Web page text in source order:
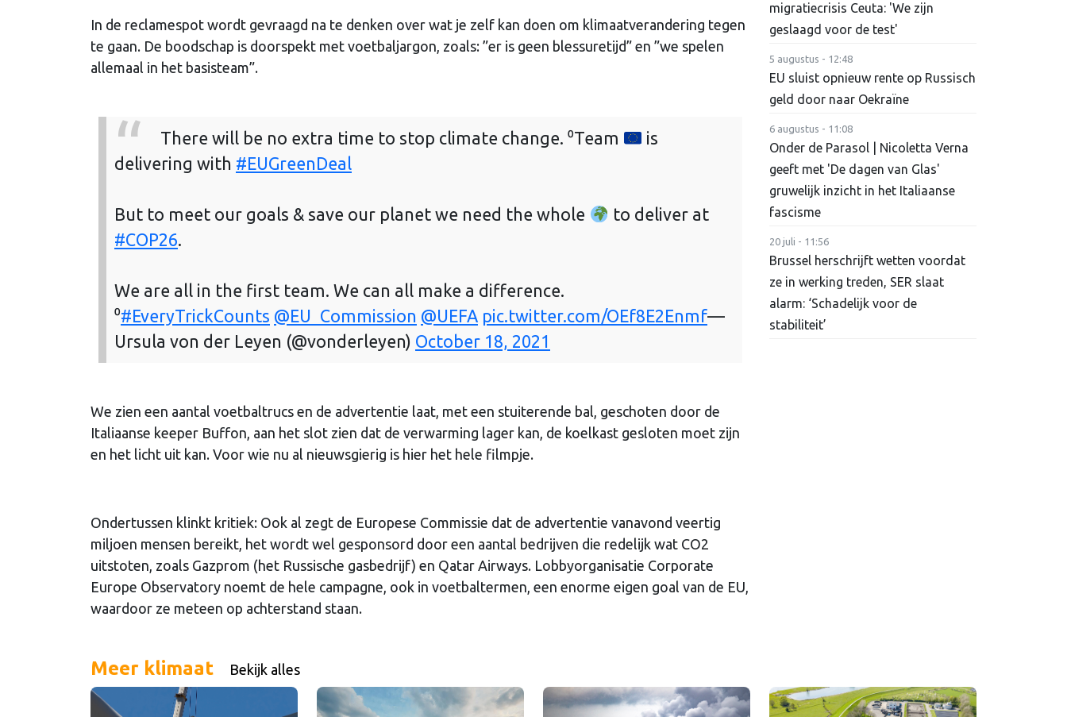
In de reclamespot wordt gevraagd na te denken over wat je zelf kan doen om klimaatverandering tegen
te gaan. De boodschap is doorspekt met voetbaljargon, zoals: ”er is geen blessuretijd” en ”we spelen
allemaal in het basisteam”.
There will be no extra time to stop climate change. ⁰Team
is
delivering with #EUGreenDeal
But to meet our goals & save our planet we need the whole
to deliver at
#COP26.
We are all in the first team. We can all make a difference.
⁰#EveryTrickCounts @EU_Commission @UEFA pic.twitter.com/OEf8E2Enmf—
Ursula von der Leyen (@vonderleyen) October 18, 2021
We zien een aantal voetbaltrucs en de advertentie laat, met een stuiterende bal, geschoten door de
Italiaanse keeper Buffon, aan het slot zien dat de verwarming lager kan, de koelkast gesloten moet zijn
en het licht uit kan. Voor wie nu al nieuwsgierig is hier het hele filmpje.
Ondertussen klinkt kritiek: Ook al zegt de Europese Commissie dat de advertentie vanavond veertig
miljoen mensen bereikt, het wordt wel gesponsord door een aantal bedrijven die redelijk wat CO2
uitstoten, zoals Gazprom (het Russische gasbedrijf) en Qatar Airways. Lobbyorganisatie Corporate
Europe Observatory noemt de hele campagne, ook in voetbaltermen, een enorme eigen goal van de EU,
waardoor ze meteen op achterstand staan.
migratiecrisis Ceuta: 'We zijn
geslaagd voor de test'
5 augustus - 12:48
EU sluist opnieuw rente op Russisch
geld door naar Oekraïne
6 augustus - 11:08
Onder de Parasol | Nicoletta Verna
geeft met 'De dagen van Glas'
gruwelijk inzicht in het Italiaanse
fascisme
20 juli - 11:56
Brussel herschrijft wetten voordat
ze in werking treden, SER slaat
alarm: ‘Schadelijk voor de
stabiliteit’
Meer klimaat Bekijk alles